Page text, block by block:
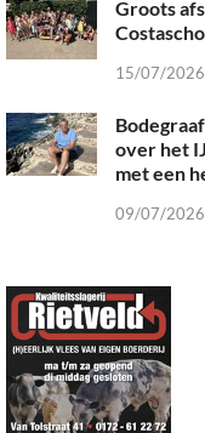
Groots
15/07/2026
over het
met een
09/07/2026